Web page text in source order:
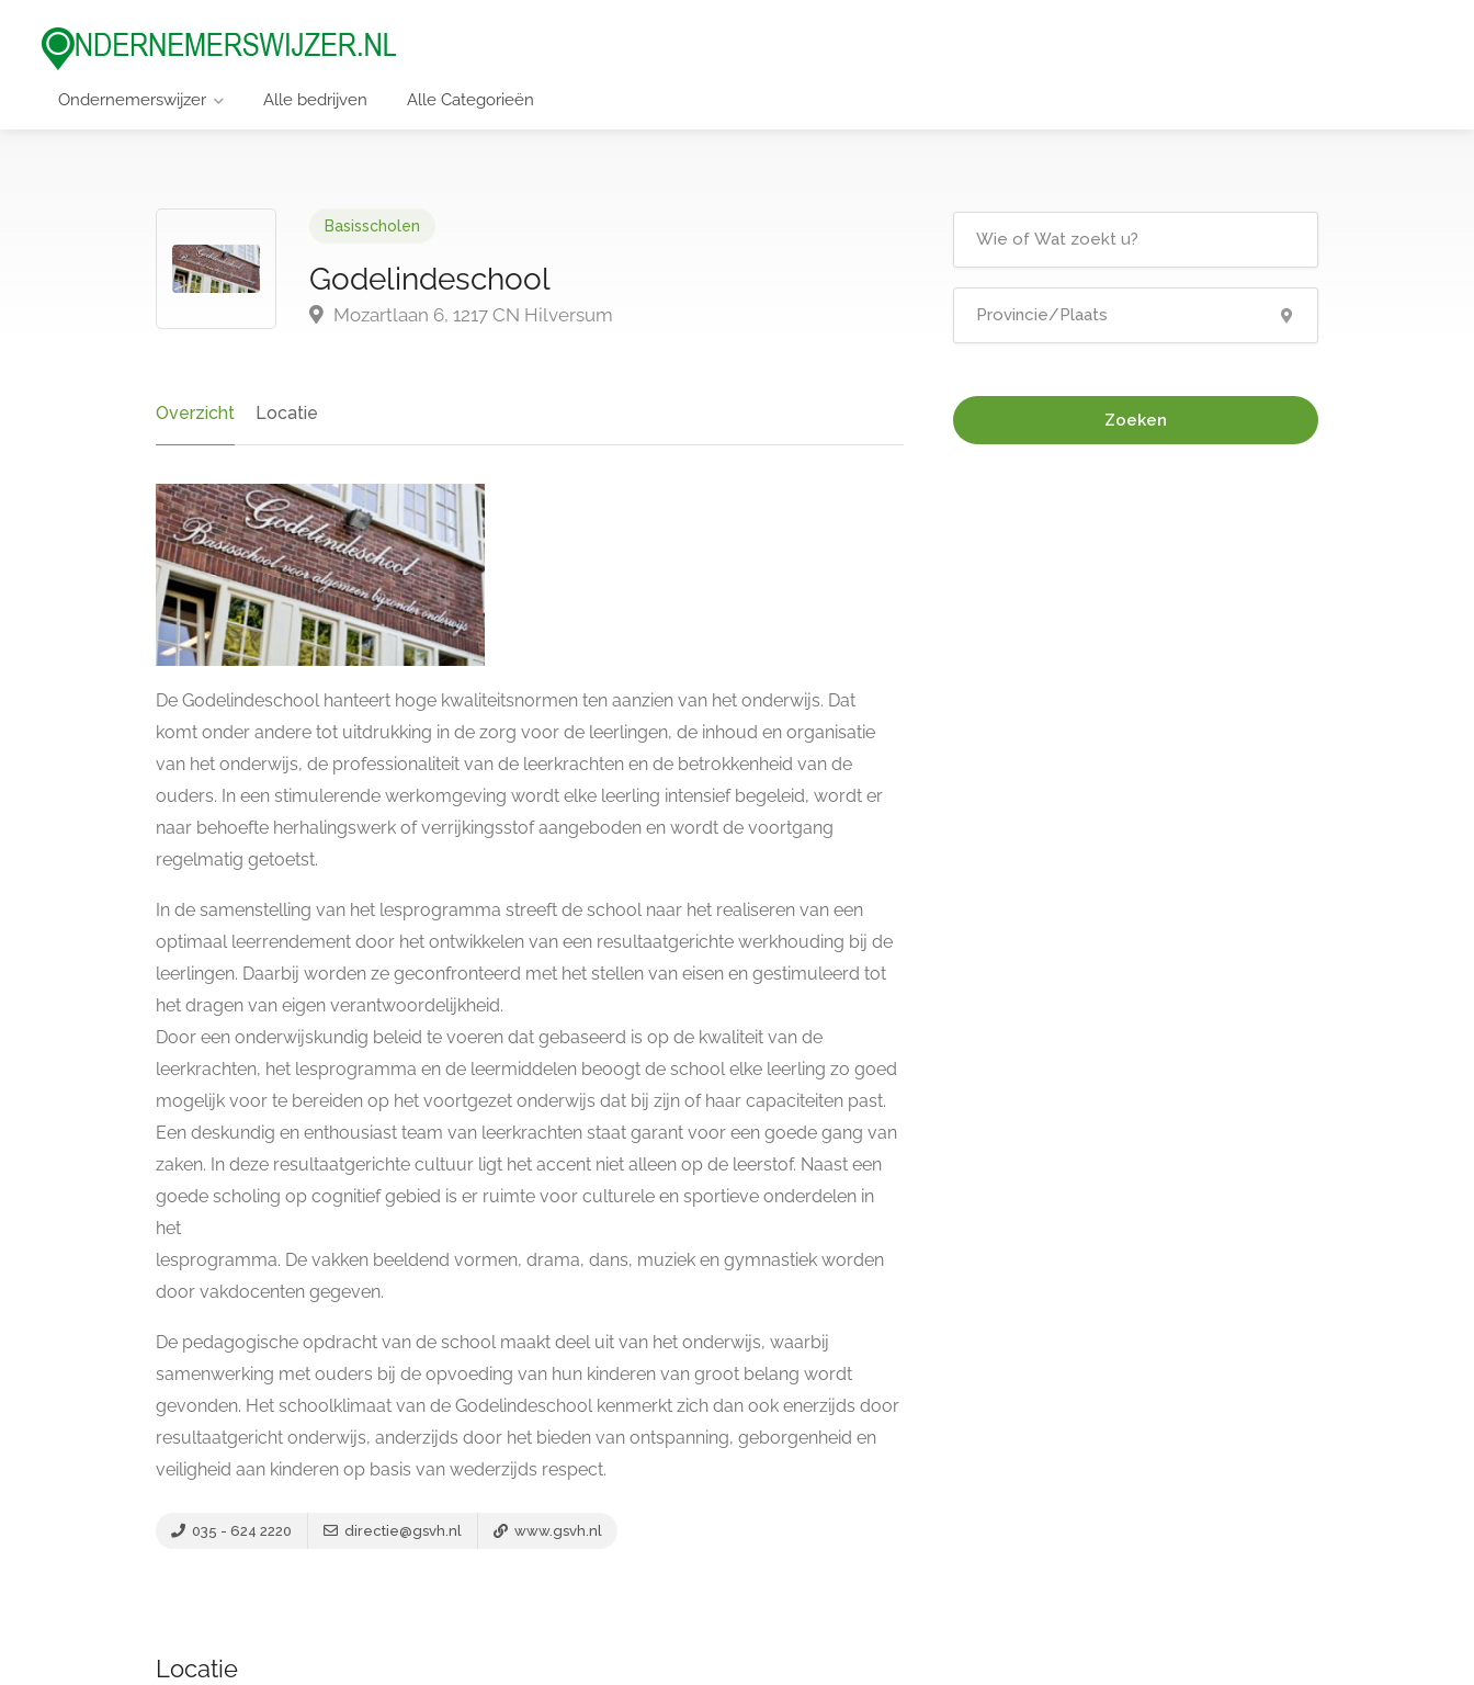
Ondernemerswijzer Alle bedrijven Alle Categorieën
Basisscholen
Godelindeschool
Mozartlaan 6, 1217 CN Hilversum
Overzicht Locatie
De Godelindeschool hanteert hoge kwaliteitsnormen ten aanzien van het onderwijs. Dat
komt onder andere tot uitdrukking in de zorg voor de leerlingen, de inhoud en organisatie
van het onderwijs, de professionaliteit van de leerkrachten en de betrokkenheid van de
ouders. In een stimulerende werkomgeving wordt elke leerling intensief begeleid, wordt er
naar behoefte herhalingswerk of verrijkingsstof aangeboden en wordt de voortgang
regelmatig getoetst.
In de samenstelling van het lesprogramma streeft de school naar het realiseren van een
optimaal leerrendement door het ontwikkelen van een resultaatgerichte werkhouding bij de
leerlingen. Daarbij worden ze geconfronteerd met het stellen van eisen en gestimuleerd tot
het dragen van eigen verantwoordelijkheid.
Door een onderwijskundig beleid te voeren dat gebaseerd is op de kwaliteit van de
leerkrachten, het lesprogramma en de leermiddelen beoogt de school elke leerling zo goed
mogelijk voor te bereiden op het voortgezet onderwijs dat bij zijn of haar capaciteiten past.
Een deskundig en enthousiast team van leerkrachten staat garant voor een goede gang van
zaken. In deze resultaatgerichte cultuur ligt het accent niet alleen op de leerstof. Naast een
goede scholing op cognitief gebied is er ruimte voor culturele en sportieve onderdelen in
het
lesprogramma. De vakken beeldend vormen, drama, dans, muziek en gymnastiek worden
door vakdocenten gegeven.
De pedagogische opdracht van de school maakt deel uit van het onderwijs, waarbij
samenwerking met ouders bij de opvoeding van hun kinderen van groot belang wordt
gevonden. Het schoolklimaat van de Godelindeschool kenmerkt zich dan ook enerzijds door
resultaatgericht onderwijs, anderzijds door het bieden van ontspanning, geborgenheid en
veiligheid aan kinderen op basis van wederzijds respect.
035 - 624 2220 directie@gsvh.nl www.gsvh.nl
Locatie
Zoeken